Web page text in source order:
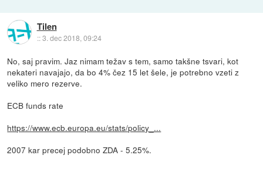
Tilen
::3. dec 2018, 09:24
No, saj pravim. Jaz nimam težav s tem, samo takšne tsvari, kot
nekateri navajajo, da bo 4% čez 15 let šele, je potrebno vzeti z
veliko mero rezerve.
ECB funds rate
https://www.ecb.europa.eu/stats/policy_...
2007 kar precej podobno ZDA - 5.25%.